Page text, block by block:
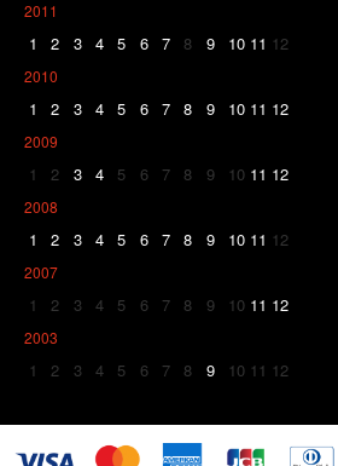
2011
1 2 3 4 5 6 7 8 9 10 11 12
2010
1 2 3 4 5 6 7 8 9 10 11 12
2009
1 2 3 4 5 6 7 8 9 10 11 12
2008
1 2 3 4 5 6 7 8 9 10 11 12
2007
1 2 3 4 5 6 7 8 9 10 11 12
2003
1 2 3 4 5 6 7 8 9 10 11 12